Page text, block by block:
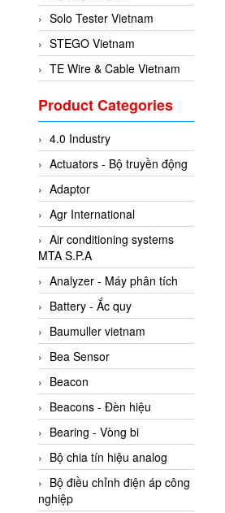
Solo Tester Vietnam
STEGO Vietnam
TE Wire & Cable Vietnam
Woodward Vietnam
3CTEST Vietnam
4B VietNam Vietnam
ABB Vietnam
AC Infinity Vietnam
AC&E Telecommunications
AC&T Vietnam
Accepta Vietnam
ACCUMAC Vietnam
AccuWeb Vietnam
Acey
ACOEM Vietnam
ADCA Vietnam
ADFweb Vietnam
Adler Vietnam
Ados Vietnam
Product Categories
4.0 Industry
Actuators - Bộ truyền động
Adaptor
Agr International
Air conditioning systems
MTA S.P.A
Analyzer - Máy phân tích
Battery - Ắc quy
Baumuller vietnam
Bea Sensor
Beacon
Beacons - Đèn hiệu
Bearing - Vòng bi
Bộ chia tín hiệu analog
Bộ điều chỉnh điện áp công
nghiệp